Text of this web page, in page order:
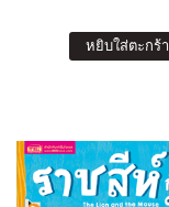
หยิบใส่ตะกร้า